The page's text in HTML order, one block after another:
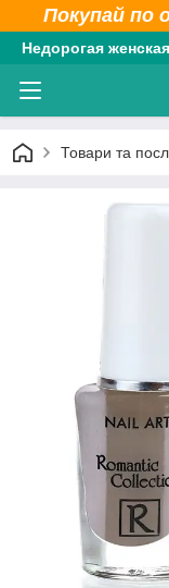
Покупай по
Недорогая
Товари та